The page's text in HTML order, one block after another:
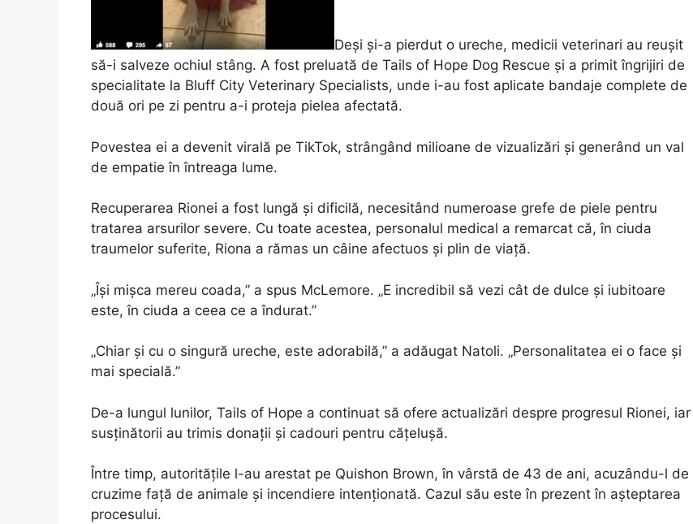
Deși și-a pierdut o ureche, medicii veterinari au reușit
să-i salveze ochiul stâng. A fost preluată de Tails of Hope Dog Rescue și a primit îngrijiri de
specialitate la Bluff City Veterinary Specialists, unde i-au fost aplicate bandaje complete de
două ori pe zi pentru a-i proteja pielea afectată.
Povestea ei a devenit virală pe TikTok, strângând milioane de vizualizări și generând un val
de empatie în întreaga lume.
Recuperarea Rionei a fost lungă și dificilă, necesitând numeroase grefe de piele pentru
tratarea arsurilor severe. Cu toate acestea, personalul medical a remarcat că, în ciuda
traumelor suferite, Riona a rămas un câine afectuos și plin de viață.
„Își mișca mereu coada,” a spus McLemore. „E incredibil să vezi cât de dulce și iubitoare
este, în ciuda a ceea ce a îndurat.”
„Chiar și cu o singură ureche, este adorabilă,” a adăugat Natoli. „Personalitatea ei o face și
mai specială.”
De-a lungul lunilor, Tails of Hope a continuat să ofere actualizări despre progresul Rionei, iar
susținătorii au trimis donații și cadouri pentru cățelușă.
Între timp, autoritățile l-au arestat pe Quishon Brown, în vârstă de 43 de ani, acuzându-l de
cruzime față de animale și incendiere intenționată. Cazul său este în prezent în așteptarea
procesului.